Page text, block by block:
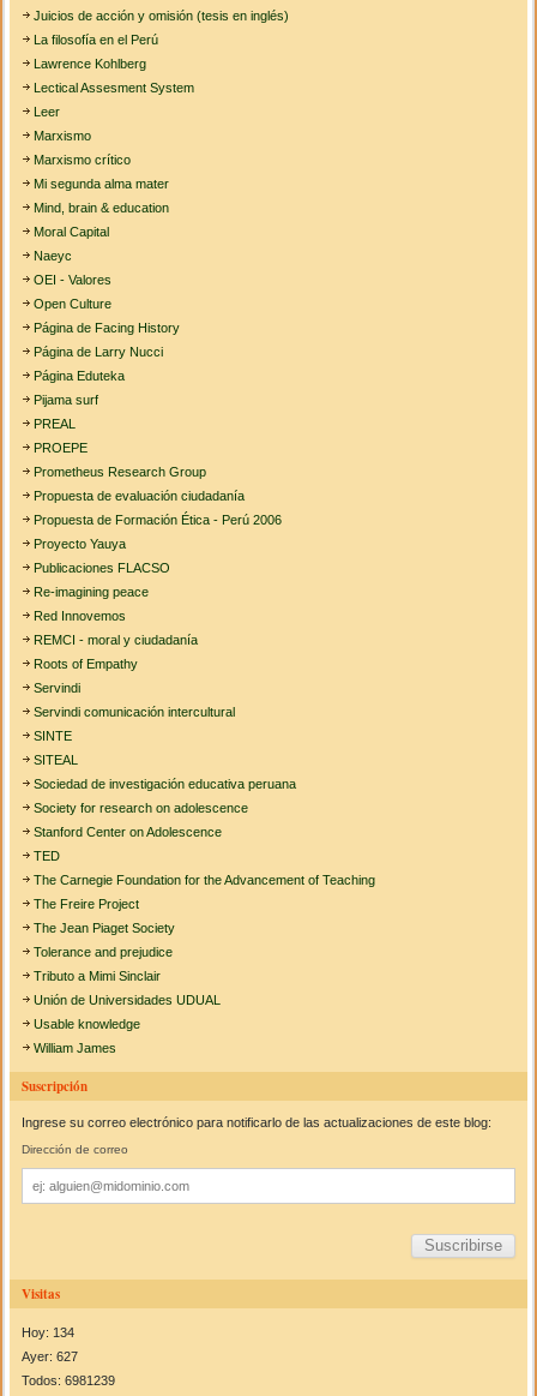
Juicios de acción y omisión (tesis en inglés)
La filosofía en el Perú
Lawrence Kohlberg
Lectical Assesment System
Leer
Marxismo
Marxismo crítico
Mi segunda alma mater
Mind, brain & education
Moral Capital
Naeyc
OEI - Valores
Open Culture
Página de Facing History
Página de Larry Nucci
Página Eduteka
Pijama surf
PREAL
PROEPE
Prometheus Research Group
Propuesta de evaluación ciudadanía
Propuesta de Formación Ética - Perú 2006
Proyecto Yauya
Publicaciones FLACSO
Re-imagining peace
Red Innovemos
REMCI - moral y ciudadanía
Roots of Empathy
Servindi
Servindi comunicación intercultural
SINTE
SITEAL
Sociedad de investigación educativa peruana
Society for research on adolescence
Stanford Center on Adolescence
TED
The Carnegie Foundation for the Advancement of Teaching
The Freire Project
The Jean Piaget Society
Tolerance and prejudice
Tributo a Mimi Sinclair
Unión de Universidades UDUAL
Usable knowledge
William James
Suscripción
Ingrese su correo electrónico para notificarlo de las actualizaciones de este blog:
Dirección de correo
Dirección
de
correo
Visitas
Hoy: 134
Ayer: 627
Todos: 6981239